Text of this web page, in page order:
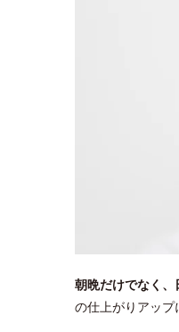
朝晩だけでなく、
の仕上がりアップ